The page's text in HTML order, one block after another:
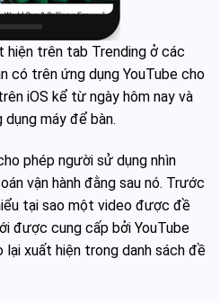
hiện trên tab Trending ở các
có trên ứng dụng YouTube cho
iOS kể từ ngày hôm nay và
máy để bàn.
phép người sử dụng nhìn
vận hành đằng sau nó. Trước
tại sao một video được đề
được cung cấp bởi YouTube
xuất hiện trong danh sách đề